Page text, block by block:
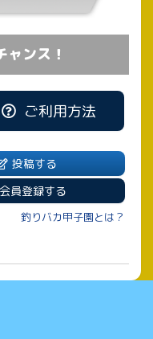
ャンス！
ご利用方法
投稿する
会員登録する
釣りバカ甲子園とは？